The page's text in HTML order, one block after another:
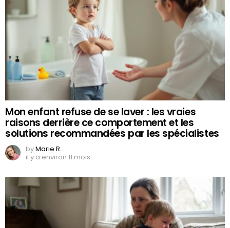
Mon enfant refuse de se laver : les vraies
raisons derrière ce comportement et les
solutions recommandées par les spécialistes
byMarie R.
il y a environ 11 mois